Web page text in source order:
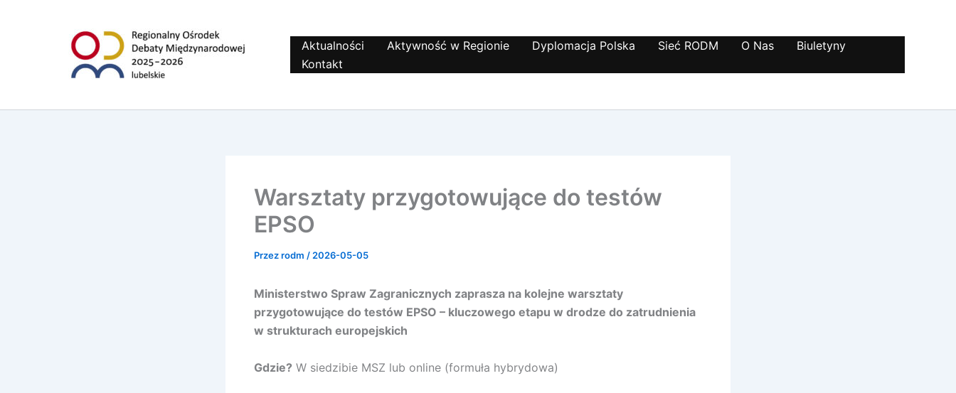
Aktualności Aktywność w Regionie Dyplomacja Polska Sieć RODM O Nas
Biuletyny
Kontakt
Warsztaty przygotowujące do testów
EPSO
Przezrodm / 2026-05-05
Ministerstwo Spraw Zagranicznych zaprasza na kolejne warsztaty
przygotowujące do testów EPSO – kluczowego etapu w drodze do zatrudnienia
w strukturach europejskich
Gdzie? W siedzibie MSZ lub online (formuła hybrydowa)